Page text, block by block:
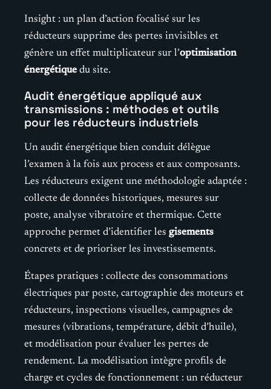
Insight : un plan d’action focalisé sur les
réducteurs supprime des pertes invisibles et
génère un effet multiplicateur sur l’optimisation
énergétique du site.
Audit énergétique appliqué aux
transmissions : méthodes et outils
pour les réducteurs industriels
Un audit énergétique bien conduit délègue
l’examen à la fois aux process et aux composants.
Les réducteurs exigent une méthodologie adaptée :
collecte de données historiques, mesures sur
poste, analyse vibratoire et thermique. Cette
approche permet d’identifier les gisements
concrets et de prioriser les investissements.
Étapes pratiques : collecte des consommations
électriques par poste, cartographie des moteurs et
réducteurs, inspections visuelles, campagnes de
mesures (vibrations, température, débit d’huile),
et modélisation pour évaluer les pertes de
rendement. La modélisation intègre profils de
charge et cycles de fonctionnement : un réducteur